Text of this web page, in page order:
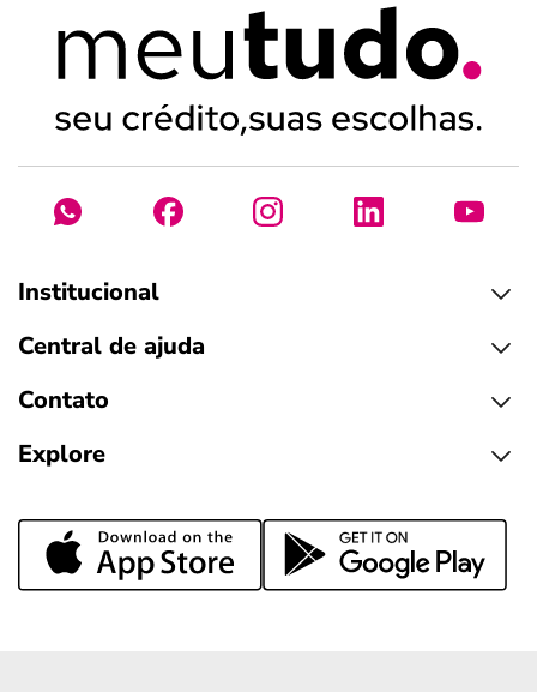
Institucional
Central de ajuda
Contato
Explore